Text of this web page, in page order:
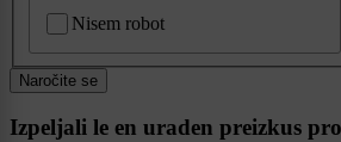
Nisem robot
Naročite se
Izpeljali le en uraden preizkus